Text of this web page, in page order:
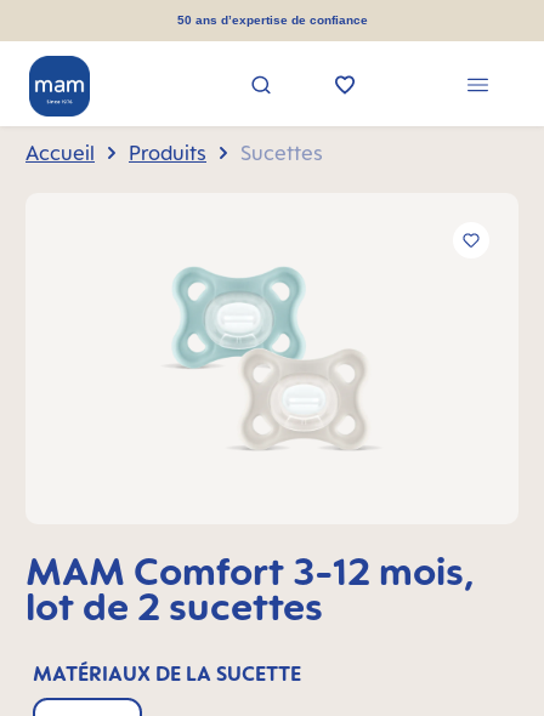
50 ans d’expertise de confiance
Accueil Produits Sucettes
MAM Comfort 3-12 mois,
lot de 2 sucettes
MATÉRIAUX DE LA SUCETTE